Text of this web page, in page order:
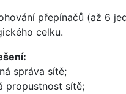
přepínačů (až 6
celku.
sítě;
sítě;